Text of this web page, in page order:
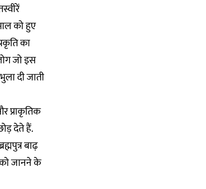
को हुए
का
जो इस
दी जाती
प्राकृतिक
देते हैं.
बाढ़
जानने के